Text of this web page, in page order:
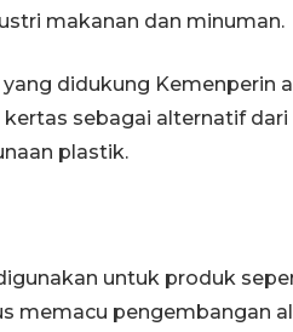
makanan dan minuman.
didukung Kemenperin
sebagai alternatif dari
plastik.
untuk produk
memacu pengembangan